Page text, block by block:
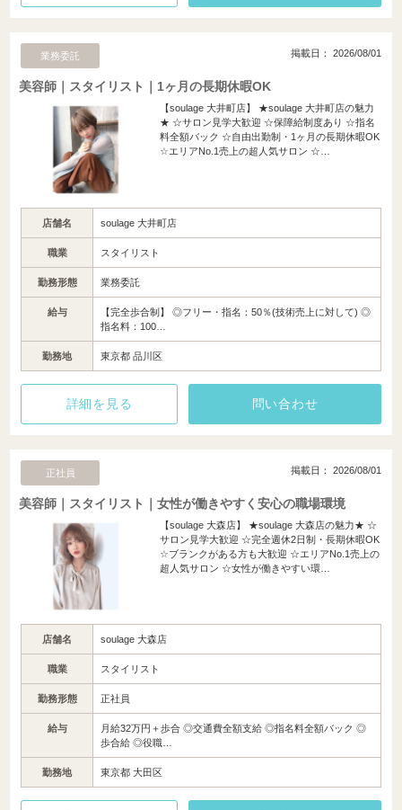
業務委託 掲載日： 2026/08/01
美容師｜スタイリスト｜1ヶ月の長期休暇OK
【soulage 大井町店】 ★soulage 大井町店の魅力
★ ☆サロン見学大歓迎 ☆保障給制度あり ☆指名
料全額バック ☆自由出勤制・1ヶ月の長期休暇OK
☆エリアNo.1売上の超人気サロン ☆…
店舗名 soulage 大井町店
職業 スタイリスト
勤務形態 業務委託
給与
【完全歩合制】 ◎フリー・指名：50％(技術売上に対して) ◎
指名料：100…
勤務地 東京都 品川区
詳細を見る 問い合わせ
正社員 掲載日： 2026/08/01
美容師｜スタイリスト｜女性が働きやすく安心の職場環境
【soulage 大森店】 ★soulage 大森店の魅力★ ☆
サロン見学大歓迎 ☆完全週休2日制・長期休暇OK
☆ブランクがある方も大歓迎 ☆エリアNo.1売上の
超人気サロン ☆女性が働きやすい環…
店舗名 soulage 大森店
職業 スタイリスト
勤務形態 正社員
給与
月給32万円＋歩合 ◎交通費全額支給 ◎指名料全額バック ◎
歩合給 ◎役職…
勤務地 東京都 大田区